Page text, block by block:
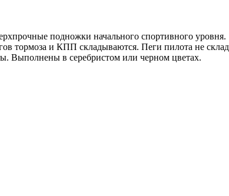
подножки начального спортивного уровня.
тормоза и КПП складываются. Пеги пилота не
Выполнены в серебристом или черном цветах.